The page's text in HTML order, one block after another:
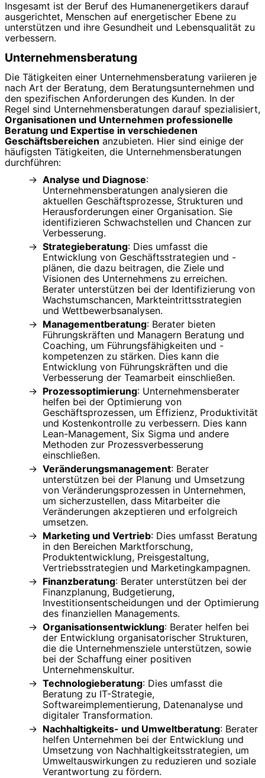
Insgesamt ist der Beruf des Humanenergetikers darauf
ausgerichtet, Menschen auf energetischer Ebene zu
unterstützen und ihre Gesundheit und Lebensqualität zu
verbessern.
Unternehmensberatung
Die Tätigkeiten einer Unternehmensberatung variieren je
nach Art der Beratung, dem Beratungsunternehmen und
den spezifischen Anforderungen des Kunden. In der
Regel sind Unternehmensberatungen darauf spezialisiert,
Organisationen und Unternehmen professionelle
Beratung und Expertise in verschiedenen
Geschäftsbereichen anzubieten. Hier sind einige der
häufigsten Tätigkeiten, die Unternehmensberatungen
durchführen:
Analyse und Diagnose:
Unternehmensberatungen analysieren die
aktuellen Geschäftsprozesse, Strukturen und
Herausforderungen einer Organisation. Sie
identifizieren Schwachstellen und Chancen zur
Verbesserung.
Strategieberatung: Dies umfasst die
Entwicklung von Geschäftsstrategien und -
plänen, die dazu beitragen, die Ziele und
Visionen des Unternehmens zu erreichen.
Berater unterstützen bei der Identifizierung von
Wachstumschancen, Markteintrittsstrategien
und Wettbewerbsanalysen.
Managementberatung: Berater bieten
Führungskräften und Managern Beratung und
Coaching, um Führungsfähigkeiten und -
kompetenzen zu stärken. Dies kann die
Entwicklung von Führungskräften und die
Verbesserung der Teamarbeit einschließen.
Prozessoptimierung: Unternehmensberater
helfen bei der Optimierung von
Geschäftsprozessen, um Effizienz, Produktivität
und Kostenkontrolle zu verbessern. Dies kann
Lean-Management, Six Sigma und andere
Methoden zur Prozessverbesserung
einschließen.
Veränderungsmanagement: Berater
unterstützen bei der Planung und Umsetzung
von Veränderungsprozessen in Unternehmen,
um sicherzustellen, dass Mitarbeiter die
Veränderungen akzeptieren und erfolgreich
umsetzen.
Marketing und Vertrieb: Dies umfasst Beratung
in den Bereichen Marktforschung,
Produktentwicklung, Preisgestaltung,
Vertriebsstrategien und Marketingkampagnen.
Finanzberatung: Berater unterstützen bei der
Finanzplanung, Budgetierung,
Investitionsentscheidungen und der Optimierung
des finanziellen Managements.
Organisationsentwicklung: Berater helfen bei
der Entwicklung organisatorischer Strukturen,
die die Unternehmensziele unterstützen, sowie
bei der Schaffung einer positiven
Unternehmenskultur.
Technologieberatung: Dies umfasst die
Beratung zu IT-Strategie,
Softwareimplementierung, Datenanalyse und
digitaler Transformation.
Nachhaltigkeits- und Umweltberatung: Berater
helfen Unternehmen bei der Entwicklung und
Umsetzung von Nachhaltigkeitsstrategien, um
Umweltauswirkungen zu reduzieren und soziale
Verantwortung zu fördern.